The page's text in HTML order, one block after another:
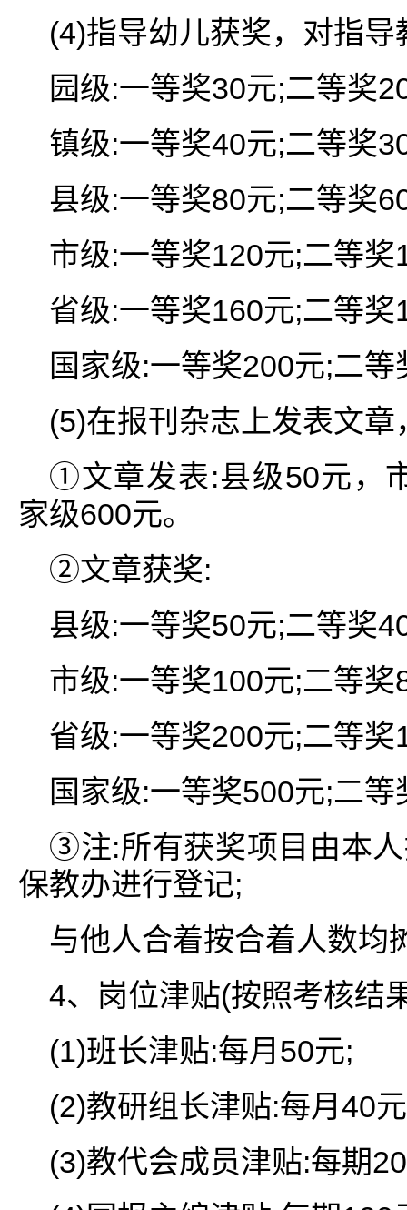
(4)指导幼儿获奖，对指
园级:一等奖30元;二等奖
镇级:一等奖40元;二等奖
县级:一等奖80元;二等奖
市级:一等奖120元;二等
省级:一等奖160元;二等
国家级:一等奖200元;二
(5)在报刊杂志上发表文章
①文章发表:县级50元，
家级600元。
②文章获奖:
县级:一等奖50元;二等奖
市级:一等奖100元;二等
省级:一等奖200元;二等
国家级:一等奖500元;二
③注:所有获奖项目由本
保教办进行登记;
与他人合着按合着人数均
4、岗位津贴(按照考核结
(1)班长津贴:每月50元;
(2)教研组长津贴:每月40
(3)教代会成员津贴:每期